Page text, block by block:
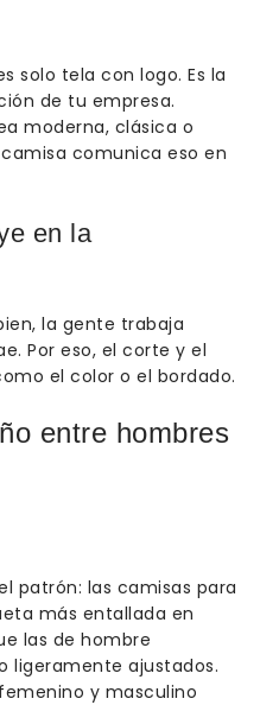
solo tela con logo. Es la
de tu empresa.
moderna, clásica o
comunica eso en
en la
la gente trabaja
Por eso, el corte y el
el color o el bordado.
entre hombres
patrón: las camisas para
más entallada en
las de hombre
ligeramente ajustados.
y masculino